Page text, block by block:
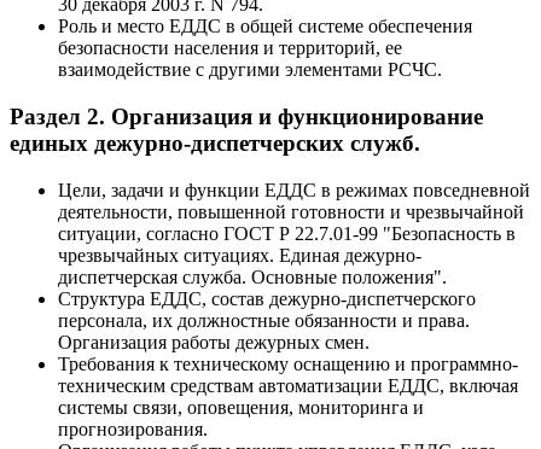
30 декабря 2003 г. N 794.
Роль и место ЕДДС в общей системе обеспечения
безопасности населения и территорий, ее
взаимодействие с другими элементами РСЧС.
Раздел 2. Организация и функционирование
единых дежурно-диспетчерских служб.
Цели, задачи и функции ЕДДС в режимах повседневной
деятельности, повышенной готовности и чрезвычайной
ситуации, согласно ГОСТ Р 22.7.01-99 "Безопасность в
чрезвычайных ситуациях. Единая дежурно-
диспетчерская служба. Основные положения".
Структура ЕДДС, состав дежурно-диспетчерского
персонала, их должностные обязанности и права.
Организация работы дежурных смен.
Требования к техническому оснащению и программно-
техническим средствам автоматизации ЕДДС, включая
системы связи, оповещения, мониторинга и
прогнозирования.